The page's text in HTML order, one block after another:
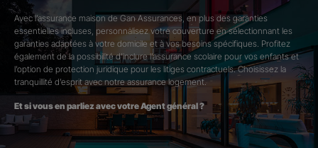
Avec l’assurance maison de Gan Assurances, en plus des garanties
essentielles incluses, personnalisez votre couverture en sélectionnant les
garanties adaptées à votre domicile et à vos besoins spécifiques. Profitez
également de la possibilité d’inclure l’assurance scolaire pour vos enfants et
l’option de protection juridique pour les litiges contractuels. Choisissez la
tranquillité d’esprit avec notre assurance logement.
Et si vous en parliez avec votre Agent général ?